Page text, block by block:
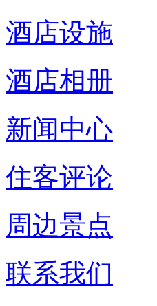
酒店设施
酒店相册
新闻中心
住客评论
周边景点
联系我们